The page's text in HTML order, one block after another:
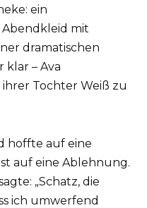
ein
Abendkleid mit
dramatischen
klar – Ava
Tochter Weiß zu
hoffte auf eine
auf eine Ablehnung.
„Schatz, die
ich umwerfend